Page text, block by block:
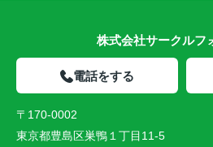
株式会社サークルフ
電話をする
〒170-0002
東京都豊島区巣鴨１丁目11-5